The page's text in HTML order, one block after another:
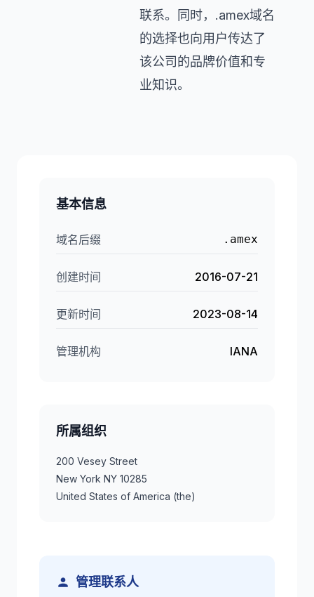
联系。同时，.amex域名
的选择也向用户传达了
该公司的品牌价值和专
业知识。
基本信息
域名后缀 .amex
创建时间 2016-07-21
更新时间 2023-08-14
管理机构 IANA
所属组织
200 Vesey Street
New York NY 10285
United States of America (the)
管理联系人